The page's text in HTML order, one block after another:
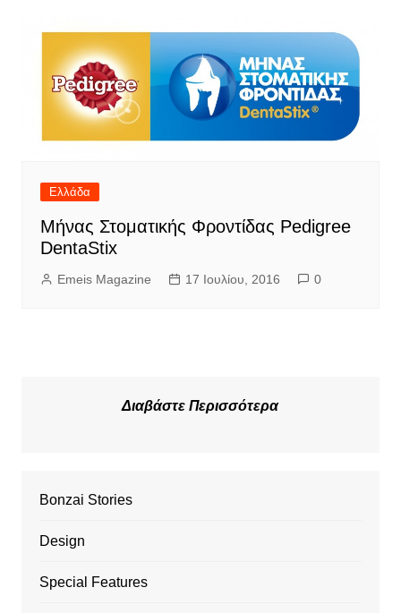
Ελλάδα
Μήνας Στοματικής Φροντίδας Pedigree
DentaStix
Emeis Magazine 17 Ιουλίου, 2016 0
Διαβάστε Περισσότερα
Bonzai Stories
Design
Special Features